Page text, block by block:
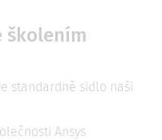
školením
standardně sídlo naší
Ansys